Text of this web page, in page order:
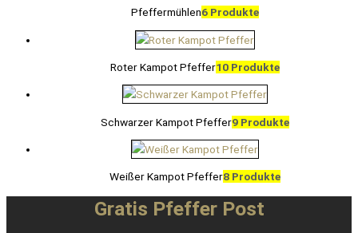
Pfeffermühlen6 Produkte
Roter Kampot Pfeffer10 Produkte
Schwarzer Kampot Pfeffer9 Produkte
Weißer Kampot Pfeffer8 Produkte
Gratis Pfeffer Post